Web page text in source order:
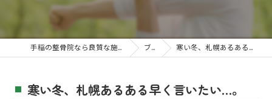
手稲の整骨院なら良質な施術のめばえ整骨院 ブログ 寒い冬、札幌あるある早く言いたい…。
寒い冬、札幌あるある早く言いたい…。